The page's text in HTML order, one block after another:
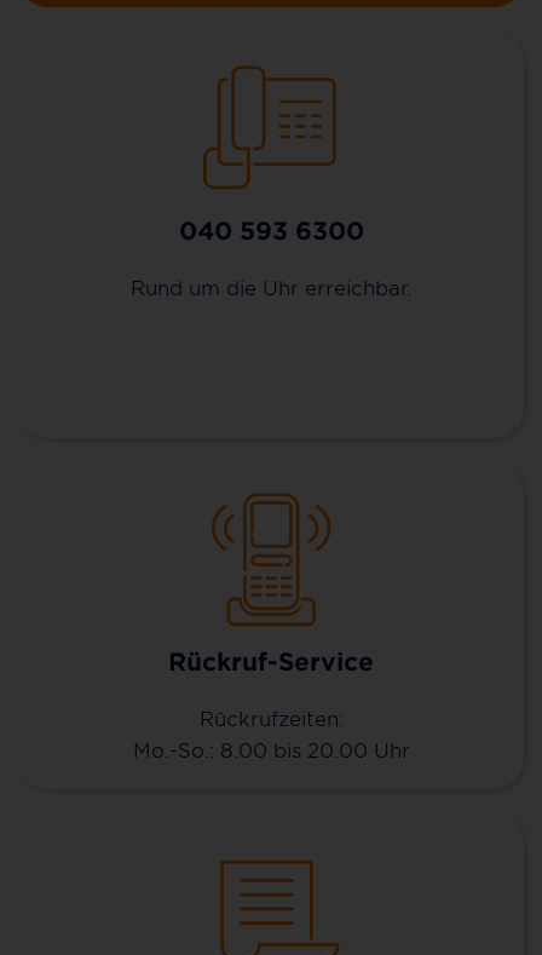
040 593 6300
Rund um die Uhr erreichbar.
Rückruf-Service
Rückrufzeiten:
Mo.-So.: 8.00 bis 20.00 Uhr